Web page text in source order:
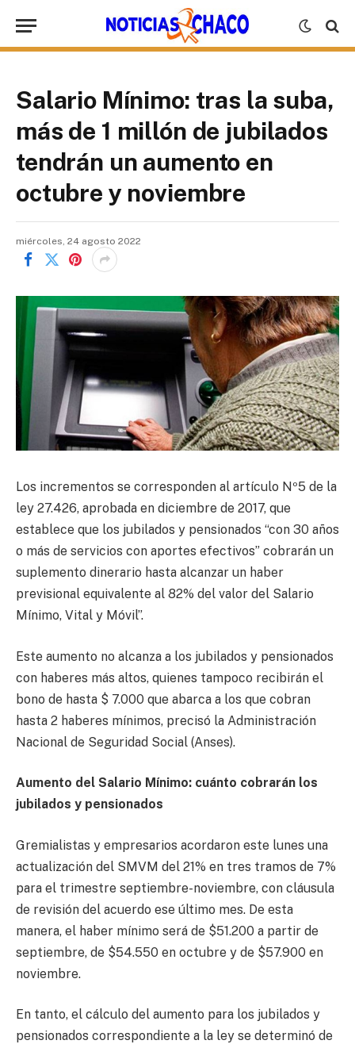
Salario Mínimo: tras la suba,
más de 1 millón de jubilados
tendrán un aumento en
octubre y noviembre
miércoles, 24 agosto 2022
Los incrementos se corresponden al artículo Nº5 de la
ley 27.426, aprobada en diciembre de 2017, que
establece que los jubilados y pensionados “con 30 años
o más de servicios con aportes efectivos” cobrarán un
suplemento dinerario hasta alcanzar un haber
previsional equivalente al 82% del valor del Salario
Mínimo, Vital y Móvil”.
Este aumento no alcanza a los jubilados y pensionados
con haberes más altos, quienes tampoco recibirán el
bono de hasta $ 7.000 que abarca a los que cobran
hasta 2 haberes mínimos, precisó la Administración
Nacional de Seguridad Social (Anses).
Aumento del Salario Mínimo: cuánto cobrarán los
jubilados y pensionados
Gremialistas y empresarios acordaron este lunes una
actualización del SMVM del 21% en tres tramos de 7%
para el trimestre septiembre-noviembre, con cláusula
de revisión del acuerdo ese último mes. De esta
manera, el haber mínimo será de $51.200 a partir de
septiembre, de $54.550 en octubre y de $57.900 en
noviembre.
En tanto, el cálculo del aumento para los jubilados y
pensionados correspondiente a la ley se determinó de